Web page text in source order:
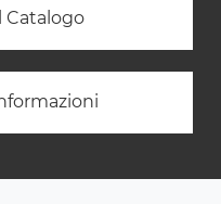
Catalogo